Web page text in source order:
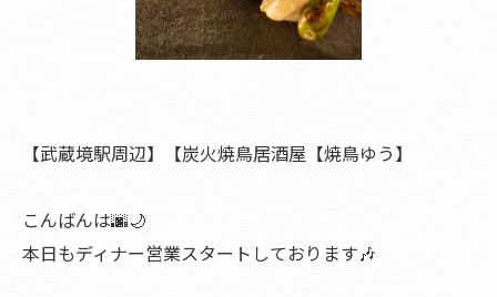
【武蔵境駅周辺】【炭火焼鳥居酒屋【焼鳥ゆう】
こんばんは🌆🌙
本日もディナー営業スタートしております🎶